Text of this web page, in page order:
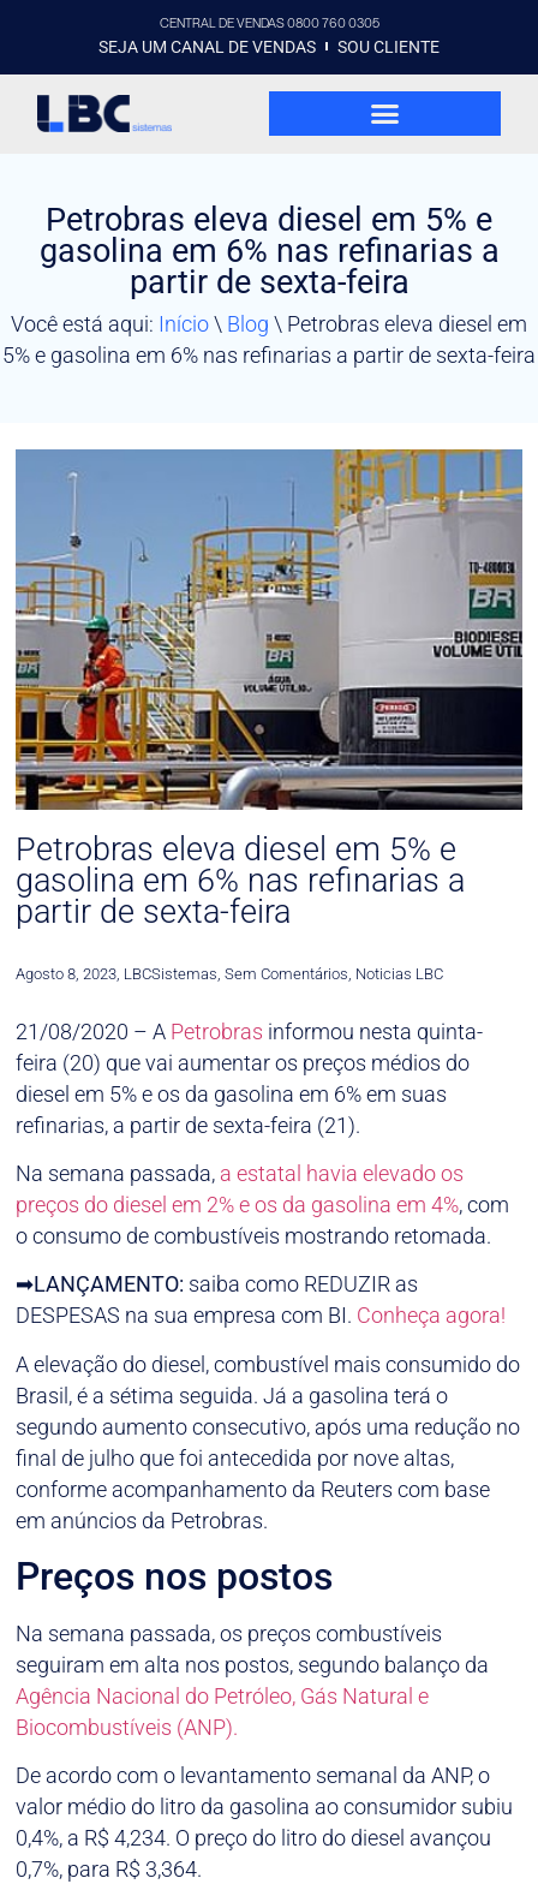
CENTRAL DE VENDAS 0800 760 0305
SEJA UM CANAL DE VENDAS SOU CLIENTE
Petrobras eleva diesel em 5% e
gasolina em 6% nas refinarias a
partir de sexta-feira
Você está aqui: Início\ Blog \ Petrobras eleva diesel em
5% e gasolina em 6% nas refinarias a partir de sexta-feira
Petrobras eleva diesel em 5% e
gasolina em 6% nas refinarias a
partir de sexta-feira
Agosto 8, 2023, LBCSistemas, Sem Comentários, Noticias LBC
21/08/2020 – A Petrobras informou nesta quinta-
feira (20) que vai aumentar os preços médios do
diesel em 5% e os da gasolina em 6% em suas
refinarias, a partir de sexta-feira (21).
Na semana passada, a estatal havia elevado os
preços do diesel em 2% e os da gasolina em 4%, com
o consumo de combustíveis mostrando retomada.
➡LANÇAMENTO: saiba como REDUZIR as
DESPESAS na sua empresa com BI. Conheça agora!
A elevação do diesel, combustível mais consumido do
Brasil, é a sétima seguida. Já a gasolina terá o
segundo aumento consecutivo, após uma redução no
final de julho que foi antecedida por nove altas,
conforme acompanhamento da Reuters com base
em anúncios da Petrobras.
Preços nos postos
Na semana passada, os preços combustíveis
seguiram em alta nos postos, segundo balanço da
Agência Nacional do Petróleo, Gás Natural e
Biocombustíveis (ANP).
De acordo com o levantamento semanal da ANP, o
valor médio do litro da gasolina ao consumidor subiu
0,4%, a R$ 4,234. O preço do litro do diesel avançou
0,7%, para R$ 3,364.